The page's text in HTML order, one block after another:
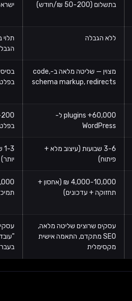
בתשלום (50-200 ₪/חודש)
ללא הגבלה
מצוין — שליטה מלאה ב-code,
schema markup, redirects
60,000+ plugins ל-
WordPress
3-6 שבועות (עיצוב מלא +
פיתוח)
יותר)
4,000-10,000 ₪ (אחסון +
תחזוקה + עדכונים)
עסקים שרוצים שליטה מלאה,
SEO מתקדם, התאמה אישית
מקסימלית